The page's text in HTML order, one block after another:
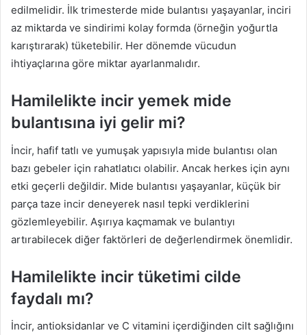
edilmelidir. İlk trimesterde mide bulantısı yaşayanlar, inciri
az miktarda ve sindirimi kolay formda (örneğin yoğurtla
karıştırarak) tüketebilir. Her dönemde vücudun
ihtiyaçlarına göre miktar ayarlanmalıdır.
Hamilelikte incir yemek mide
bulantısına iyi gelir mi?
İncir, hafif tatlı ve yumuşak yapısıyla mide bulantısı olan
bazı gebeler için rahatlatıcı olabilir. Ancak herkes için aynı
etki geçerli değildir. Mide bulantısı yaşayanlar, küçük bir
parça taze incir deneyerek nasıl tepki verdiklerini
gözlemleyebilir. Aşırıya kaçmamak ve bulantıyı
artırabilecek diğer faktörleri de değerlendirmek önemlidir.
Hamilelikte incir tüketimi cilde
faydalı mı?
İncir, antioksidanlar ve C vitamini içerdiğinden cilt sağlığını